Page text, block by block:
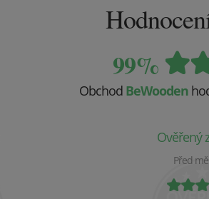
99%
Obchod BeWooden
Ověřený
Před